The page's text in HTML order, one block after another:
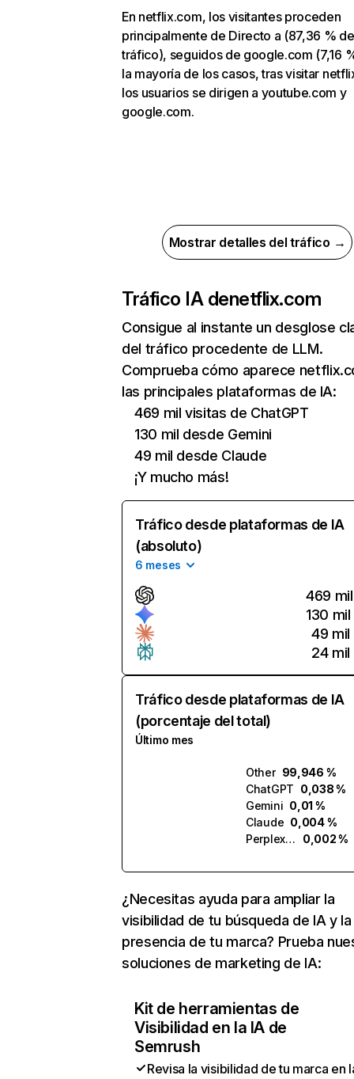
En netflix.com, los visitantes proceden
principalmente de Directo a (87,36 % de
tráfico), seguidos de google.com (7,16
la mayoría de los casos, tras visitar
los usuarios se dirigen a youtube.com y
google.com.
Mostrar detalles del tráfico →
Tráfico IA denetflix.com
Consigue al instante un desglose
del tráfico procedente de LLM.
Comprueba cómo aparece
las principales plataformas de IA:
469 mil visitas de ChatGPT
130 mil desde Gemini
49 mil desde Claude
¡Y mucho más!
Tráfico desde plataformas de IA
(absoluto)
6 meses
469 mil
130 mil
49 mil
24 mil
Tráfico desde plataformas de IA
(porcentaje del total)
Último mes
Other 99,946 %
ChatGPT 0,038 %
Gemini 0,01 %
Claude 0,004 %
Perplexity
0,002 %
¿Necesitas ayuda para ampliar la
visibilidad de tu búsqueda de IA y la
presencia de tu marca? Prueba
soluciones de marketing de IA:
Kit de herramientas de
Visibilidad en la IA de
Semrush
Revisa la visibilidad de tu marca en